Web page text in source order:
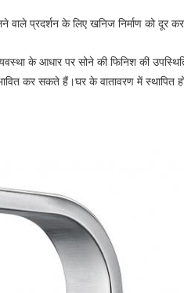
प्रदर्शन के लिए खनिज निर्माण को दूर
के आधार पर सोने की फिनिश की उपस्थिति
सकते हैं।घर के वातावरण में स्थापित